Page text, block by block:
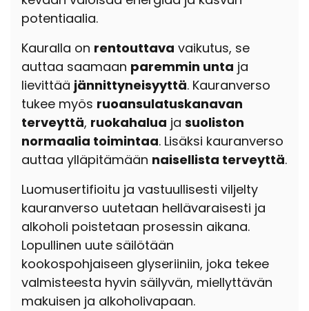
potentiaalia.
Kauralla on rentouttava vaikutus, se
auttaa saamaan paremmin unta ja
lievittää jännittyneisyyttä. Kauranverso
tukee myös ruoansulatuskanavan
terveyttä, ruokahalua ja suoliston
normaalia toimintaa. Lisäksi kauranverso
auttaa ylläpitämään naisellista terveyttä.
Luomusertifioitu ja vastuullisesti viljelty
kauranverso uutetaan hellävaraisesti ja
alkoholi poistetaan prosessin aikana.
Lopullinen uute säilötään
kookospohjaiseen glyseriiniin, joka tekee
valmisteesta hyvin säilyvän, miellyttävän
makuisen ja alkoholivapaan.